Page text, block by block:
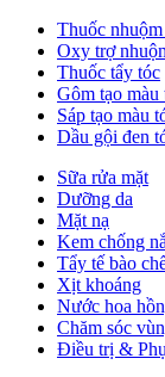
Thuốc
Oxy trợ
Thuốc tẩy tóc
Gôm tạo màu
Sáp tạo màu
Dầu gội đen
Sữa rửa mặt
Dưỡng da
Mặt nạ
Kem chống
Tẩy tế bào
Xịt khoáng
Nước hoa
Chăm sóc
Điều trị &